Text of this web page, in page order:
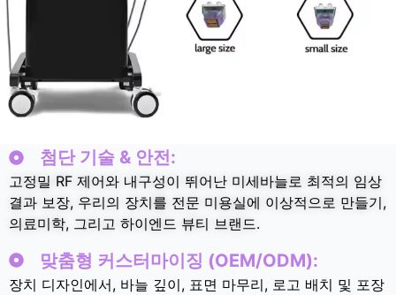
첨단 기술 & 안전:
고정밀 RF 제어와 내구성이 뛰어난 미세바늘로 최적의 임상
결과 보장, 우리의 장치를 전문 미용실에 이상적으로 만들기,
의료미학, 그리고 하이엔드 뷰티 브랜드.
맞춤형 커스터마이징 (OEM/ODM):
장치 디자인에서, 바늘 깊이, 표면 마무리, 로고 배치 및 포장